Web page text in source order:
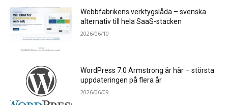
Webbfabrikens verktygslåda – svenska
alternativ till hela SaaS-stacken
2026/06/10
WordPress 7.0 Armstrong är här – största
uppdateringen på flera år
2026/06/09